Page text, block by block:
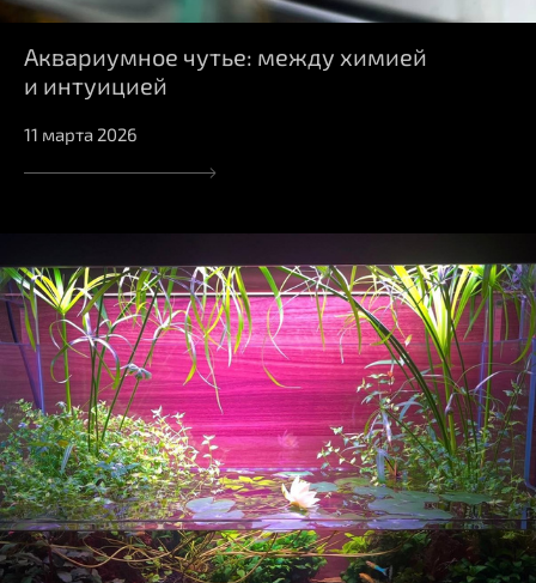
Аквариумное чутье: между химией
и интуицией
11 марта 2026